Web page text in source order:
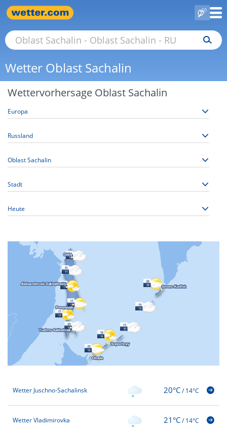
Wetter Oblast Sachalin
Wettervorhersage Oblast Sachalin
Wetter Juschno-Sachalinsk 20°C/14°C
Wetter Vladimirovka 21°C/14°C